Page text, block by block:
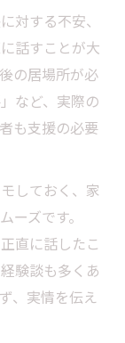
対する不安、
話すことが大
の居場所が必
など、実際の
も支援の必要
しておく、家
ーズです。
直に話したこ
験談も多くあ
、実情を伝え